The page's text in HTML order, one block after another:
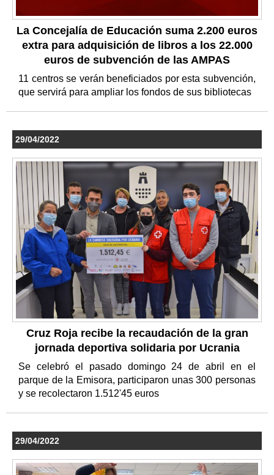
La Concejalía de Educación suma 2.200 euros
extra para adquisición de libros a los 22.000
euros de subvención de las AMPAS
11 centros se verán beneficiados por esta subvención,
que servirá para ampliar los fondos de sus bibliotecas
29/04/2022
Cruz Roja recibe la recaudación de la gran
jornada deportiva solidaria por Ucrania
Se celebró el pasado domingo 24 de abril en el
parque de la Emisora, participaron unas 300 personas
y se recolectaron 1.512'45 euros
29/04/2022